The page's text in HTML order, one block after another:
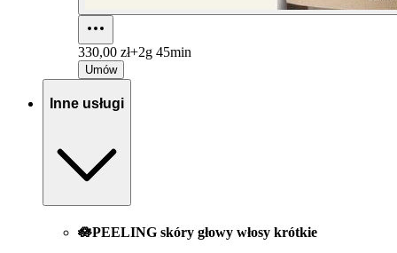
330,00 zł+2g 45min
Umów
Inne usługi
🪷PEELING skóry głowy włosy krótkie